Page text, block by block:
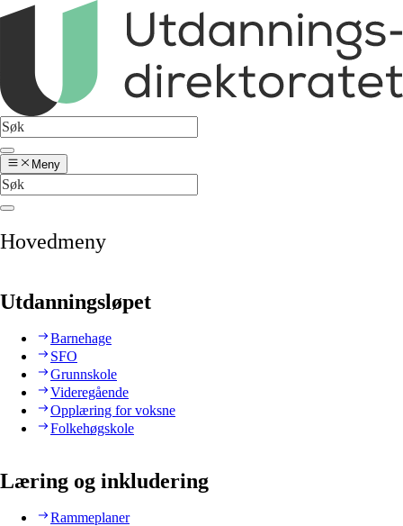
Meny
Hovedmeny
Utdanningsløpet
Barnehage
SFO
Grunnskole
Videregående
Opplæring for voksne
Folkehøgskole
Læring og inkludering
Rammeplaner